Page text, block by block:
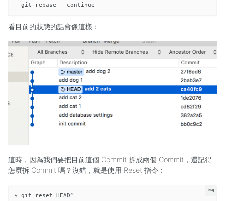
看目前的狀態的話會像這樣：
這時，因為我們要把目前這個 Commit 拆成兩個 Commit，還記得
怎麼拆 Commit 嗎？沒錯，就是使用 Reset 指令：